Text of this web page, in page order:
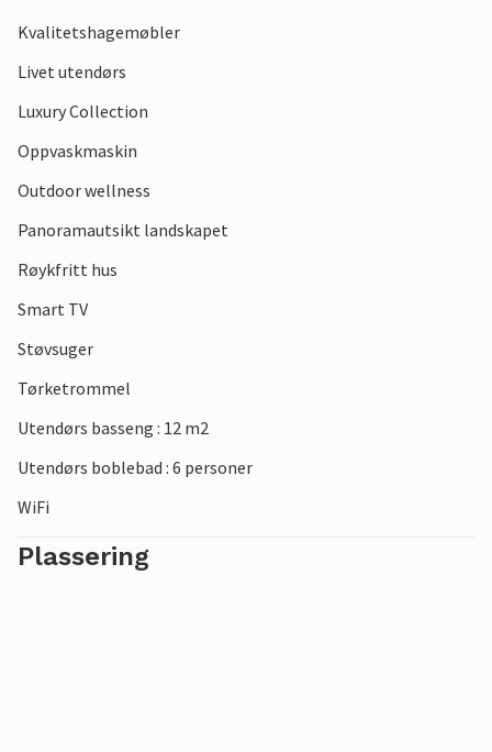
Kvalitetshagemøbler
Livet utendørs
Luxury Collection
Oppvaskmaskin
Outdoor wellness
Panoramautsikt landskapet
Røykfritt hus
Smart TV
Støvsuger
Tørketrommel
Utendørs basseng : 12 m2
Utendørs boblebad : 6 personer
WiFi
Plassering